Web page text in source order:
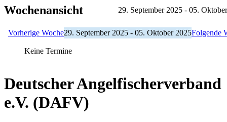
Wochenansicht 29. September 2025 - 05.
Vorherige Woche29. September 2025 - 05. Oktober 2025Folgende
Keine Termine
Deutscher Angelfischerverband
e.V. (DAFV)